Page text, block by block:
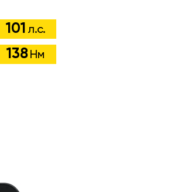
101 л.с.
138 Нм